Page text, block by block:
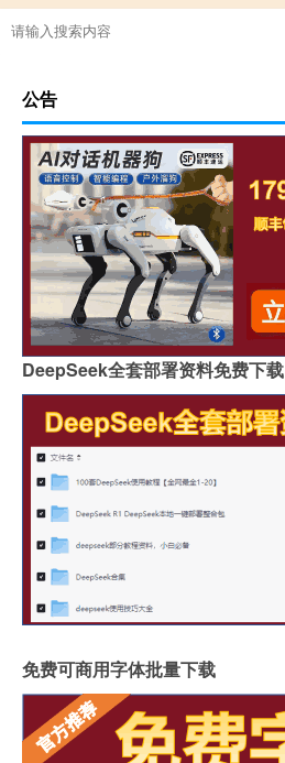
公告
DeepSeek全套部署资料免费下载
免费可商用字体批量下载